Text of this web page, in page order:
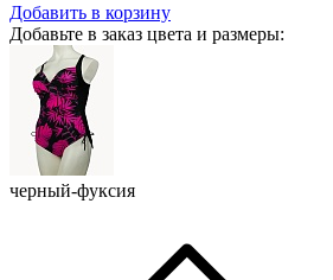
Добавить в корзину
Добавьте в заказ цвета и размеры:
черный-фуксия